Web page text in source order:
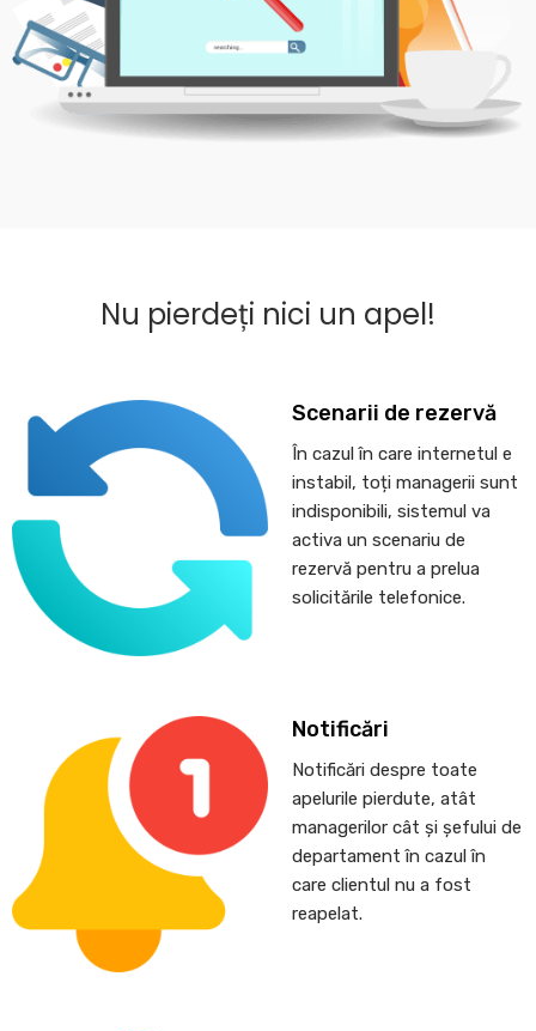
Nu pierdeți nici un apel!
Scenarii de rezervă
În cazul în care internetul e
instabil, toți managerii sunt
indisponibili, sistemul va
activa un scenariu de
rezervă pentru a prelua
solicitările telefonice.
Notificări
Notificări despre toate
apelurile pierdute, atât
managerilor cât și șefului de
departament în cazul în
care clientul nu a fost
reapelat.